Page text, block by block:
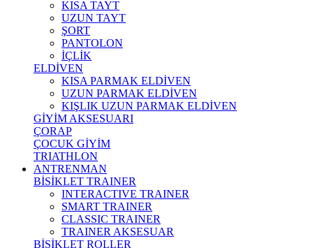
KISA TAYT
UZUN TAYT
ŞORT
PANTOLON
İÇLİK
ELDİVEN
KISA PARMAK ELDİVEN
UZUN PARMAK ELDİVEN
KIŞLIK UZUN PARMAK ELDİVEN
GİYİM AKSESUARI
ÇORAP
ÇOCUK GİYİM
TRIATHLON
ANTRENMAN
BİSİKLET TRAINER
INTERACTIVE TRAINER
SMART TRAINER
CLASSIC TRAINER
TRAINER AKSESUAR
BİSİKLET ROLLER